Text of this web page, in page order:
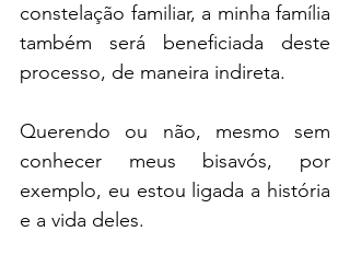
constelação familiar, a minha família
também será beneficiada deste
processo, de maneira indireta.
Querendo ou não, mesmo sem
conhecer meus bisavós, por
exemplo, eu estou ligada a história
e a vida deles.